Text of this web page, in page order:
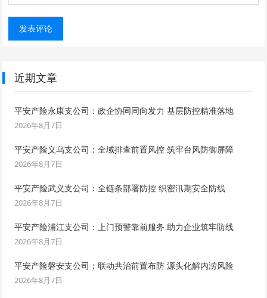
近期文章
平安产险永康支公司：政企协同同向发力 基层防控精准落地
2026年8月7日
平安产险义乌支公司：全域排查前置风控 筑牢台风防御屏障
2026年8月7日
平安产险武义支公司：全链条部署防控 织密汛期安全防线
2026年8月7日
平安产险浦江支公司：上门预警靠前服务 助力企业筑牢防线
2026年8月7日
平安产险磐安支公司：联动共治前置布防 源头化解内涝风险
2026年8月7日